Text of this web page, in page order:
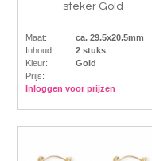
steker Gold
Maat:
ca. 29.5x20.5mm
Inhoud:
2 stuks
Kleur:
Gold
Prijs:
Inloggen voor prijzen